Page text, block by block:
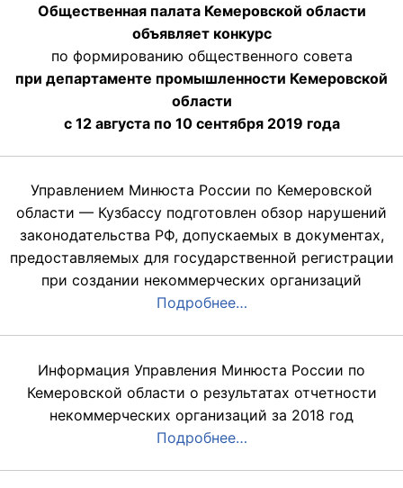
Общественная палата Кемеровской области
объявляет конкурс
по формированию общественного совета
при департаменте промышленности Кемеровской
области
с 12 августа по 10 сентября 2019 года
Управлением Минюста России по Кемеровской
области — Кузбассу подготовлен обзор нарушений
законодательства РФ, допускаемых в документах,
предоставляемых для государственной регистрации
при создании некоммерческих организаций
Подробнее…
Информация Управления Минюста России по
Кемеровской области о результатах отчетности
некоммерческих организаций за 2018 год
Подробнее…